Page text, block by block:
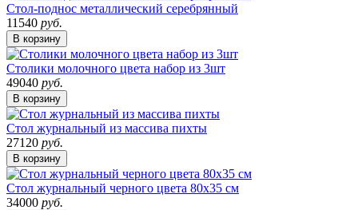
Стол-поднос металлический серебрянный
11540 руб.
В корзину
Столики молочного цвета набор из 3шт
49040 руб.
В корзину
Стол журнальный из массива пихты
27120 руб.
В корзину
Стол журнальный черного цвета 80х35 см
34000 руб.